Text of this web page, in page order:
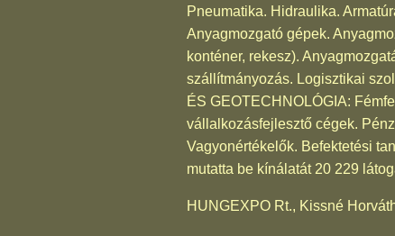
Pneumatika. Hidraulika.
Anyagmozgató gépek.
konténer, rekesz).
szállítmányozás. Logisztikai
ÉS GEOTECHNOLÓGIA:
vállalkozásfejlesztő cégek.
Vagyonértékelők. Befektetési
mutatta be kínálatát 20 229
HUNGEXPO Rt., Kissné